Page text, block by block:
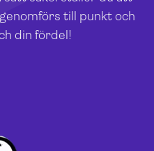
till punkt och
din fördel!